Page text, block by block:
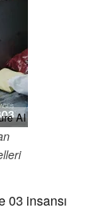
AI
03 insansı